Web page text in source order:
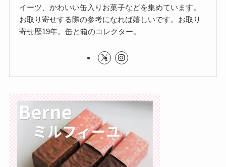
イーツ、かわいい缶入りお菓子などを集めています。
お取り寄せする際の参考になれば嬉しいです。お取り
寄せ歴19年。缶と箱のコレクター。